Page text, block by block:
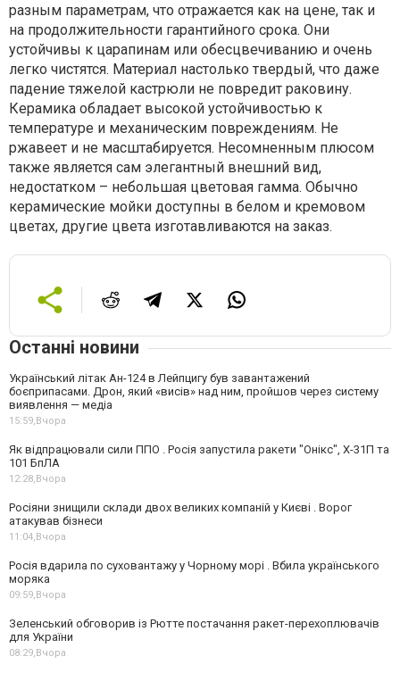
разным параметрам, что отражается как на цене, так и
на продолжительности гарантийного срока. Они
устойчивы к царапинам или обесцвечиванию и очень
легко чистятся. Материал настолько твердый, что даже
падение тяжелой кастрюли не повредит раковину.
Керамика обладает высокой устойчивостью к
температуре и механическим повреждениям. Не
ржавеет и не масштабируется. Несомненным плюсом
также является сам элегантный внешний вид,
недостатком – небольшая цветовая гамма. Обычно
керамические мойки доступны в белом и кремовом
цветах, другие цвета изготавливаются на заказ.
Останні новини
Український літак Ан-124 в Лейпцигу був завантажений
боєприпасами. Дрон, який «висів» над ним, пройшов через систему
виявлення — медіа
15:59,Вчора
Як відпрацювали сили ППО . Росія запустила ракети "Онікс", Х-31П та
101 БпЛА
12:28,Вчора
Росіяни знищили склади двох великих компаній у Києві . Ворог
атакував бізнеси
11:04,Вчора
Росія вдарила по суховантажу у Чорному морі . Вбила українського
моряка
09:59,Вчора
Зеленський обговорив із Рютте постачання ракет-перехоплювачів
для України
08:29,Вчора